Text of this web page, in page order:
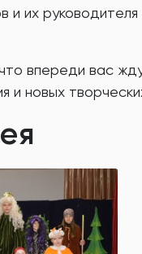
и их
впереди вас
и новых